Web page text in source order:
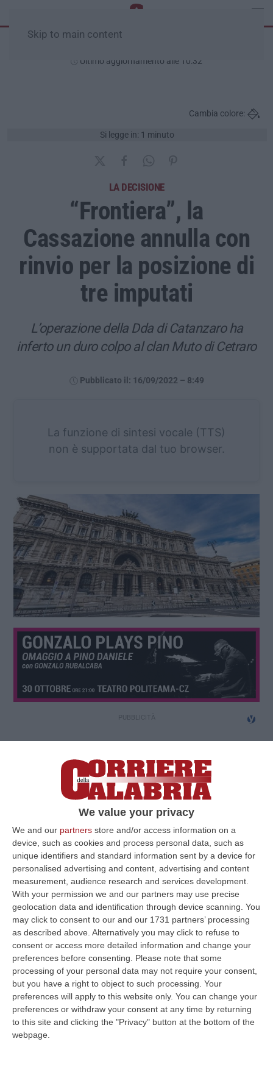
We value your privacy
We and our partners store and/or access information on a
device, such as cookies and process personal data, such as
unique identifiers and standard information sent by a device for
personalised advertising and content, advertising and content
measurement, audience research and services development.
With your permission we and our partners may use precise
geolocation data and identification through device scanning. You
may click to consent to our and our 1731 partners’ processing
as described above. Alternatively you may click to refuse to
consent or access more detailed information and change your
preferences before consenting. Please note that some
processing of your personal data may not require your consent,
but you have a right to object to such processing. Your
preferences will apply to this website only. You can change your
preferences or withdraw your consent at any time by returning
to this site and clicking the "Privacy" button at the bottom of the
webpage.
Skip to main content
Ultimo aggiornamento alle 10:32
Si legge in: 1 minuto
Cambia colore:
LA DECISIONE
“Frontiera”, la
Cassazione annulla con
rinvio per la posizione di
tre imputati
L’operazione della Dda di Catanzaro ha
inferto un duro colpo al clan Muto di Cetraro
Pubblicato il: 16/09/2022 – 8:49
La funzione di sintesi vocale (TTS)
non è supportata dal tuo browser.
Clicca e segui “Corriere della Calabria” su Google News
COSENZA L’indagine“Frontiera”, ha inferto
un duro colpo al clan Muto di Cetraro. Servizi,